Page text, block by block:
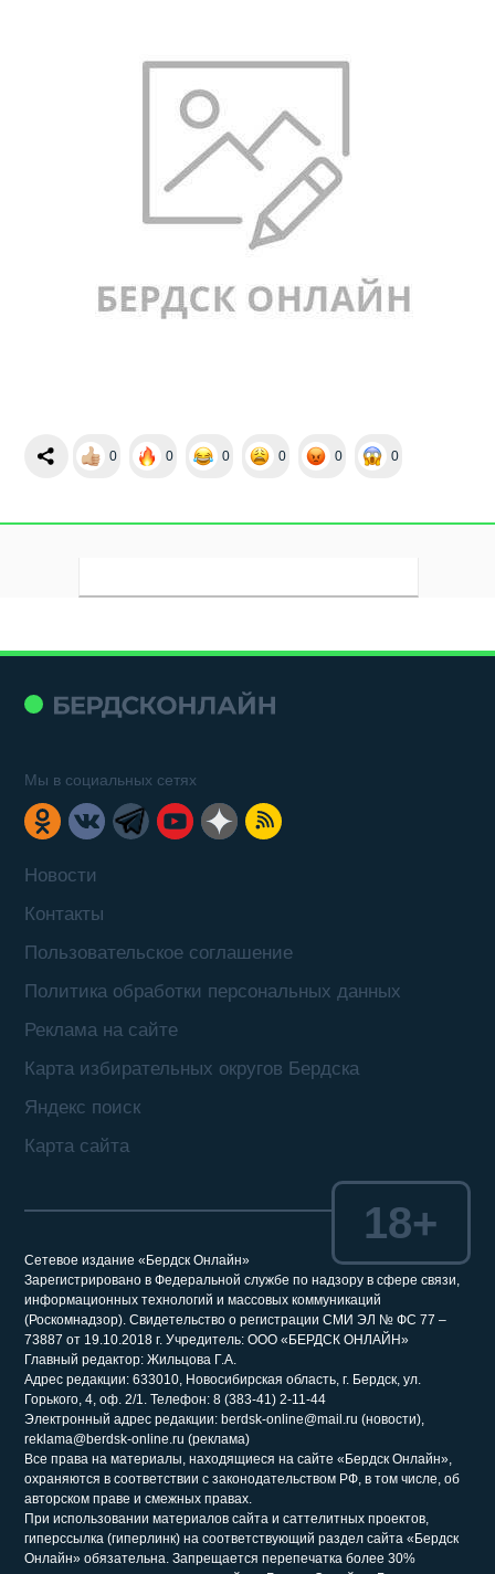
0 0 0 0 0 0
Новости
Контакты
Пользовательское соглашение
Политика обработки персональных данных
Реклама на сайте
Карта избирательных округов Бердска
Яндекс поиск
Карта сайта
Мы в социальных сетях
Сетевое издание «Бердск Онлайн»
Зарегистрировано в Федеральной службе по надзору в сфере связи,
информационных технологий и массовых коммуникаций
(Роскомнадзор). Свидетельство о регистрации СМИ ЭЛ № ФС 77 –
73887 от 19.10.2018 г. Учредитель: ООО «БЕРДСК ОНЛАЙН»
Главный редактор: Жильцова Г.А.
Адрес редакции: 633010, Новосибирская область, г. Бердск, ул.
Горького, 4, оф. 2/1. Телефон: 8 (383-41) 2-11-44
Электронный адрес редакции: berdsk-online@mail.ru (новости),
reklama@berdsk-online.ru (реклама)
Все права на материалы, находящиеся на сайте «Бердск Онлайн»,
охраняются в соответствии с законодательством РФ, в том числе, об
авторском праве и смежных правах.
При использовании материалов сайта и саттелитных проектов,
гиперссылка (гиперлинк) на соответствующий раздел сайта «Бердск
Онлайн» обязательна. Запрещается перепечатка более 30%
18+